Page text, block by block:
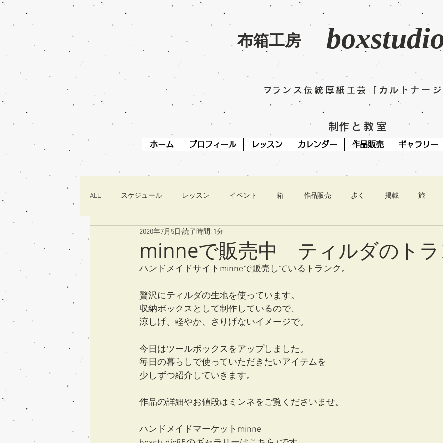
​布箱工房
フランス伝統厚紙工芸「カルトナー
​制作と教室
ホーム プロフィール レッスン カレンダー 作品販売 ギャラリー
ALL スケジュール レッスン イベント 箱 作品販売 歩く 掲載 旅
minneで販売中 ティルダのト
2020年7月5日 読了時間: 1分
ハンドメイドサイトminneで販売しているトランク。
贅沢にティルダの生地を使っています。
収納ボックスとして制作しているので、
涼しげ、軽やか、さりげないイメージで。
今日はツールボックスをアップしました。
毎日の暮らしで使っていただきたいアイテムを
少しずつ紹介していきます。
作品の詳細やお値段はミンネをご覧くださいませ。
ハンドメイドマーケットminne